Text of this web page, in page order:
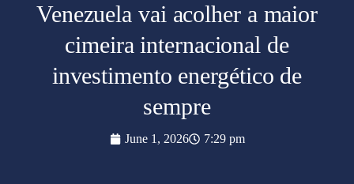
Venezuela vai acolher a maior
cimeira internacional de
investimento energético de
sempre
June 1, 2026 7:29 pm